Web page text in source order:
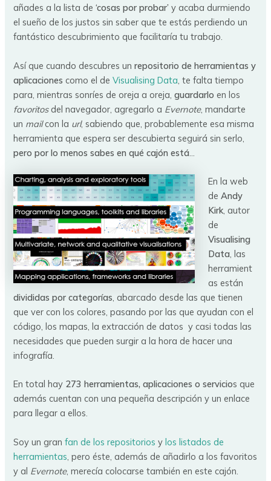
añades a la lista de ‘cosas por probar’ y acaba durmiendo
el sueño de los justos sin saber que te estás perdiendo un
fantástico descubrimiento que facilitaría tu trabajo.
Así que cuando descubres un repositorio de herramientas y
aplicaciones como el deVisualising Data , te falta tiempo
para, mientras sonríes de oreja a oreja,guardarlo en los
favoritosdel navegador, agregarlo a Evernote, mandarte
un mailcon la url, sabiendo que, probablemente esa misma
herramienta que espera ser descubierta seguirá sin serlo,
pero por lo menos sabes en qué cajón está
En la web
deAndy
Kirk, autor
de
Visualising
Data, las
herramient
as están
divididas por categorías, abarcado desde las que tienen
que ver con los colores, pasando por las que ayudan con el
código, los mapas, la extracción de datos y casi todas las
necesidades que pueden surgir a la hora de hacer una
infografía.
En total hay 273 herramientas, aplicaciones o servicios que
además cuentan con una pequeña descripción y un enlace
para llegar a ellos.
Soy un granfan de los repositorios ylos listados de
herramientas , pero éste, además de añadirlo a los favoritos
y al Evernote, merecía colocarse también en este cajón.